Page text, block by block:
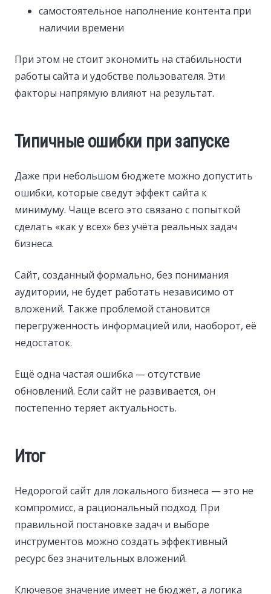
самостоятельное наполнение контента при
наличии времени
При этом не стоит экономить на стабильности
работы сайта и удобстве пользователя. Эти
факторы напрямую влияют на результат.
Типичные ошибки при запуске
Даже при небольшом бюджете можно допустить
ошибки, которые сведут эффект сайта к
минимуму. Чаще всего это связано с попыткой
сделать «как у всех» без учёта реальных задач
бизнеса.
Сайт, созданный формально, без понимания
аудитории, не будет работать независимо от
вложений. Также проблемой становится
перегруженность информацией или, наоборот, её
недостаток.
Ещё одна частая ошибка — отсутствие
обновлений. Если сайт не развивается, он
постепенно теряет актуальность.
Итог
Недорогой сайт для локального бизнеса — это не
компромисс, а рациональный подход. При
правильной постановке задач и выборе
инструментов можно создать эффективный
ресурс без значительных вложений.
Ключевое значение имеет не бюджет, а логика